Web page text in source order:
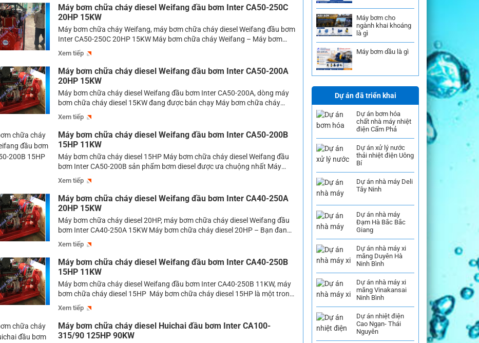
Máy bơm chữa cháy diesel Weifang đầu bơm Inter CA50-250C
20HP 15KW
Máy bơm chữa cháy Weifang, máy bơm chữa cháy diesel Weifang đầu bơm
Inter CA50-250C 20HP 15KW Máy bơm chữa cháy Weifang – Máy bơm
chữa cháy diesel là một trong những dòng bơm đang được sử dụng nhiều
nhất hiện nay. Chiếc máy bơm này thường được lắp đặt trong các hệ thống
chữa […]
Xem tiếp
Máy bơm chữa cháy diesel Weifang đầu bơm Inter CA50-200A
20HP 15KW
Máy bơm chữa cháy diesel Weifang đầu bơm Inter CA50-200A, dòng máy
bơm chữa cháy diesel 15KW đang được bán chạy Máy bơm chữa cháy
diesel 15KW -Trong các sản phẩm bơm chữa cháy đang được bày bán trên
thị trường thì dòng bơm chữa cháy diesel là dòng bơm được tìm tới mua
nhiều […]
Xem tiếp
Máy bơm chữa cháy diesel Weifang đầu bơm Inter CA50-200B
15HP 11KW
Máy bơm chữa cháy diesel 15HP Máy bơm chữa cháy diesel Weifang đầu
bơm Inter CA50-200B sản phẩm bơm diesel được ưa chuộng nhất Máy
bơm chữa cháy diesel 15HP – Dạo quanh thị trường bơm có thể thấy dòng
bơm diesel là dòng bơm đang được tìm mua nhiều nhất hiện nay. Các sản
[…]
Xem tiếp
Máy bơm chữa cháy diesel Weifang đầu bơm Inter CA40-250A
20HP 15KW
Máy bơm chữa cháy diesel 20HP, máy bơm chữa cháy diesel Weifang đầu
bơm Inter CA40-250A 15KW Máy bơm chữa cháy diesel 20HP – Bạn đang
tìm kiếm một sản phẩm bơm chữa cháy có công suất 20HP mà chưa tìm
kiếm được model nào phù hợp thì mọi người có thể tham khảo dòng […]
Xem tiếp
Máy bơm chữa cháy diesel Weifang đầu bơm Inter CA40-250B
15HP 11KW
Máy bơm chữa cháy diesel Weifang đầu bơm Inter CA40-250B 11KW, máy
bơm chữa cháy diesel 15HP Máy bơm chữa cháy diesel 15HP là một trong
những sản phẩm bơm được dùng phổ biến nhất ở các hệ thống chữa cháy.
Các sản phẩm bơm diesel được biết tới là dòng bơm được sử dụng […]
Xem tiếp
Máy bơm chữa cháy diesel Huichai đầu bơm Inter CA100-
315/90 125HP 90KW
Máy bơm cho
ngành khai khoáng
là gì
Máy bơm dầu là gì
Dự án đã triển khai
Dự án bơm hóa
chất nhà máy nhiệt
điện Cẩm Phả
Dự án xử lý nước
thải nhiệt điện Uông
Bí
Dự án nhà máy Deli
Tây Ninh
Dự án nhà máy
Đạm Hà Bắc Bắc
Giang
Dự án nhà máy xi
măng Duyên Hà
Ninh Bình
Dự án nhà máy xi
măng Vinakansai
Ninh Bình
Dự án nhiệt điện
Cao Ngạn- Thái
Nguyên